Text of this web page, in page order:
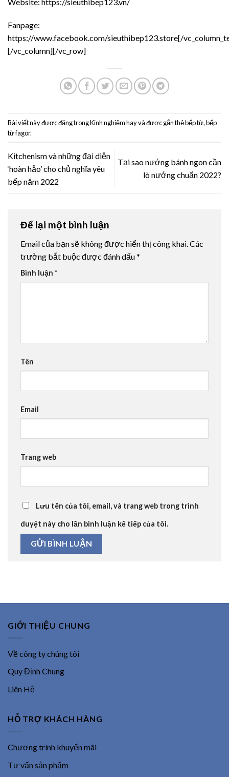
Fanpage:
https://www.facebook.com/sieuthibep123.store[/
[/vc_column][/vc_row]
Bài viết này được đăng trongKinh nghiệm hayvà được gắn thẻbếp từ,bếp
từ fagor.
Kitchenism và những đại diện
‘hoàn hảo’ cho chủ nghĩa yêu
bếp năm 2022
Tại sao nướng bánh ngon cần
lò nướng chuẩn 2022?
Để lại một bình luận
Email của bạn sẽ không được hiển thị công khai.Các
trường bắt buộc được đánh dấu*
Bình luận *
Tên
Email
Trang web
Lưu tên của tôi, email, và trang web trong trình
duyệt này cho lần bình luận kế tiếp của tôi.
GIỚI THIỆU CHUNG
Về công ty chúng tôi
Quy Định Chung
Liên Hệ
HỖ TRỢ KHÁCH HÀNG
Chương trình khuyến mãi
Tư vấn sản phẩm